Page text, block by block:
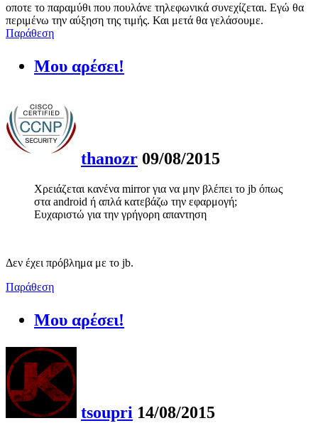
οποτε το παραμύθι που πουλάνε τηλεφωνικά συνεχίζεται. Εγώ θα
περιμένω την αύξηση της τιμής. Και μετά θα γελάσουμε.
Παράθεση
Μου αρέσει!
thanozr 09/08/2015
Χρειάζεται κανένα mirror για να μην βλέπει το jb όπως
στα android ή απλά κατεβάζω την εφαρμογή;
Ευχαριστώ για την γρήγορη απαντηση
Δεν έχει πρόβλημα με το jb.
Παράθεση
Μου αρέσει!
tsoupri 14/08/2015